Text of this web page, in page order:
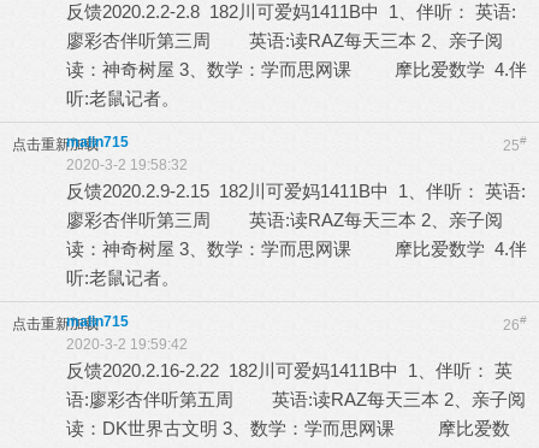
反馈2020.2.2-2.8 182川可爱妈1411B中 1、伴听： 英语:
廖彩杏伴听第三周 英语:读RAZ每天三本 2、亲子阅
读：神奇树屋 3、数学：学而思网课 摩比爱数学 4.伴
听:老鼠记者。
点击重新加载 25#
malin715
2020-3-2 19:58:32
反馈2020.2.9-2.15 182川可爱妈1411B中 1、伴听： 英语:
廖彩杏伴听第三周 英语:读RAZ每天三本 2、亲子阅
读：神奇树屋 3、数学：学而思网课 摩比爱数学 4.伴
听:老鼠记者。
点击重新加载 26#
malin715
2020-3-2 19:59:42
反馈2020.2.16-2.22 182川可爱妈1411B中 1、伴听： 英
语:廖彩杏伴听第五周 英语:读RAZ每天三本 2、亲子阅
读：DK世界古文明 3、数学：学而思网课 摩比爱数